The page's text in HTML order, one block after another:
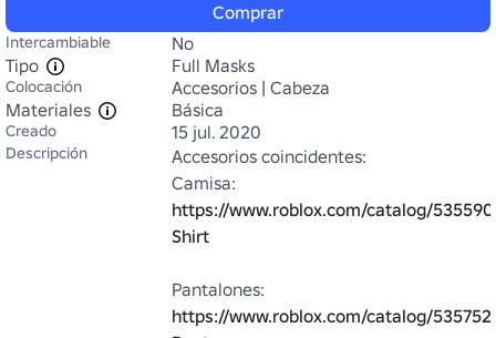
Comprar
Intercambiable
No
Tipo
Full Masks
Colocación
Accesorios | Cabeza
Materiales
Básica
Creado 15 jul. 2020
Descripción
Accesorios coincidentes:
https://www.roblox.com/catalog/
Shirt
https://www.roblox.com/catalog/